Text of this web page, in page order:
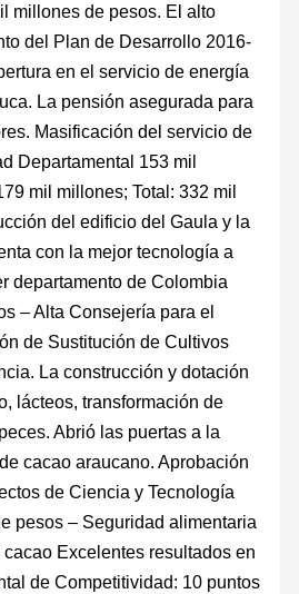
millones de pesos. El alto
del Plan de Desarrollo 2016-
en el servicio de energía
La pensión asegurada para
Masificación del servicio de
Departamental 153 mil
mil millones; Total: 332 mil
del edificio del Gaula y la
con la mejor tecnología a
departamento de Colombia
– Alta Consejería para el
de Sustitución de Cultivos
La construcción y dotación
lácteos, transformación de
Abrió las puertas a la
cacao araucano. Aprobación
de Ciencia y Tecnología
pesos – Seguridad alimentaria
Excelentes resultados en
de Competitividad: 10 puntos